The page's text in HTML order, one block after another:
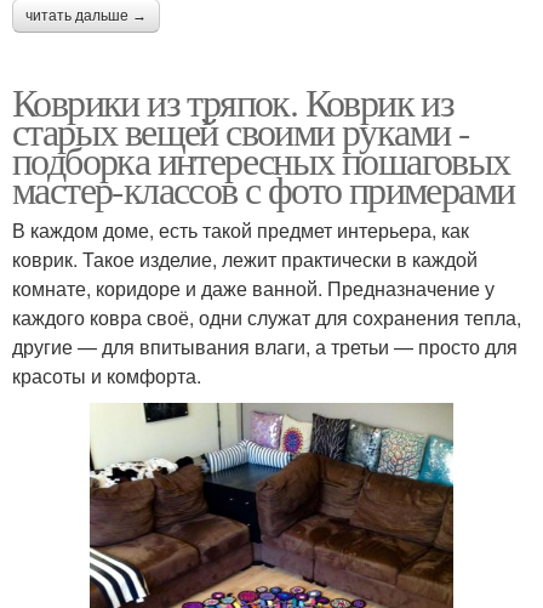
читать дальше →
Коврики из тряпок. Коврик из
старых вещей своими руками -
подборка интересных пошаговых
мастер-классов с фото примерами
В каждом доме, есть такой предмет интерьера, как
коврик. Такое изделие, лежит практически в каждой
комнате, коридоре и даже ванной. Предназначение у
каждого ковра своё, одни служат для сохранения тепла,
другие — для впитывания влаги, а третьи — просто для
красоты и комфорта.